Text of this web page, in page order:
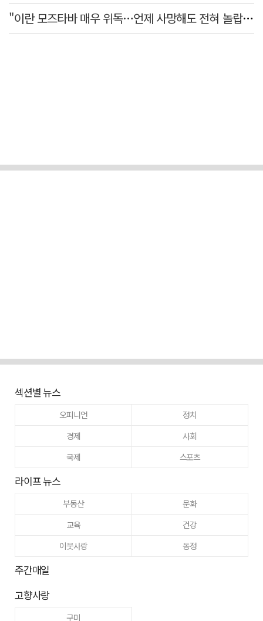
"이란 모즈타바 매우 위독…언제 사망해도 전혀 놀랍지 않아"
섹션별 뉴스
오피니언
정치
경제
사회
국제
스포츠
라이프 뉴스
부동산
문화
교육
건강
이웃사랑
동정
주간매일
고향사랑
구미